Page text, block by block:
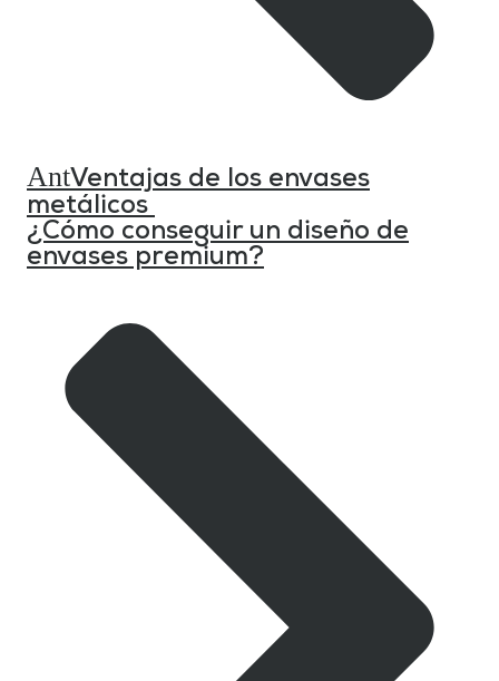
AntVentajas de los envases
metálicos
¿Cómo conseguir un diseño de
envases premium?